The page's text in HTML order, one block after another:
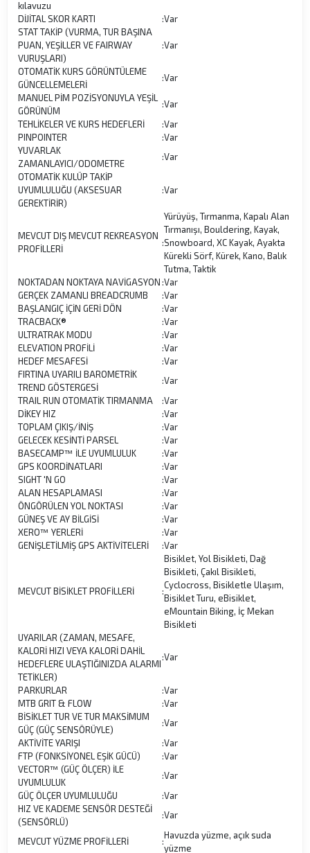
kılavuzu
DİJİTAL SKOR KARTI
:Var
STAT TAKİP (VURMA, TUR BAŞINA
PUAN, YEŞİLLER VE FAIRWAY
VURUŞLARI)
:Var
OTOMATİK KURS GÖRÜNTÜLEME
GÜNCELLEMELERİ
:Var
MANUEL PİM POZİSYONUYLA YEŞİL
GÖRÜNÜM
:Var
TEHLİKELER VE KURS HEDEFLERİ
:Var
PINPOINTER
:Var
YUVARLAK
ZAMANLAYICI/ODOMETRE
:Var
OTOMATİK KULÜP TAKİP
UYUMLULUĞU (AKSESUAR
GEREKTİRİR)
:Var
MEVCUT DIŞ MEVCUT REKREASYON
PROFİLLERİ
:
Yürüyüş, Tırmanma, Kapalı Alan
Tırmanışı, Bouldering, Kayak,
Snowboard, XC Kayak, Ayakta
Kürekli Sörf, Kürek, Kano, Balık
Tutma, Taktik
NOKTADAN NOKTAYA NAVİGASYON :Var
GERÇEK ZAMANLI BREADCRUMB
:Var
BAŞLANGIÇ İÇİN GERİ DÖN
:Var
TRACBACK®
:Var
ULTRATRAK MODU
:Var
ELEVATION PROFİLİ
:Var
HEDEF MESAFESİ
:Var
FIRTINA UYARILI BAROMETRİK
TREND GÖSTERGESİ
:Var
TRAIL RUN OTOMATİK TIRMANMA
:Var
DİKEY HIZ
:Var
TOPLAM ÇIKIŞ/İNİŞ
:Var
GELECEK KESİNTİ PARSEL
:Var
BASECAMP™ İLE UYUMLULUK
:Var
GPS KOORDİNATLARI
:Var
SIGHT 'N GO
:Var
ALAN HESAPLAMASI
:Var
ÖNGÖRÜLEN YOL NOKTASI
:Var
GÜNEŞ VE AY BİLGİSİ
:Var
XERO™ YERLERİ
:Var
GENİŞLETİLMİŞ GPS AKTİVİTELERİ
:Var
MEVCUT BİSİKLET PROFİLLERİ :
Bisiklet, Yol Bisikleti, Dağ
Bisikleti, Çakıl Bisikleti,
Cyclocross, Bisikletle Ulaşım,
Bisiklet Turu, eBisiklet,
eMountain Biking, İç Mekan
Bisikleti
UYARILAR (ZAMAN, MESAFE,
KALORİ HIZI VEYA KALORİ DAHİL
HEDEFLERE ULAŞTIĞINIZDA ALARMI
TETİKLER)
:Var
PARKURLAR :Var
MTB GRIT & FLOW
:Var
BİSİKLET TUR VE TUR MAKSİMUM
GÜÇ (GÜÇ SENSÖRÜYLE)
:Var
AKTİVİTE YARIŞI
:Var
FTP (FONKSİYONEL EŞİK GÜCÜ)
:Var
VECTOR™ (GÜÇ ÖLÇER) İLE
UYUMLULUK
:Var
GÜÇ ÖLÇER UYUMLULUĞU
:Var
HIZ VE KADEME SENSÖR DESTEĞİ
(SENSÖRLÜ)
:Var
MEVCUT YÜZME PROFİLLERİ :
Havuzda yüzme, açık suda
yüzme